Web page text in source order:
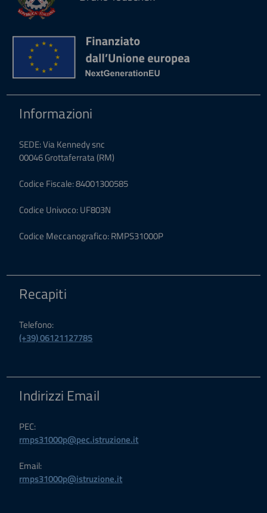
Informazioni
SEDE: Via Kennedy snc
00046 Grottaferrata (RM)
Codice Fiscale: 84001300585
Codice Univoco: UF803N
Codice Meccanografico: RMPS31000P
Recapiti
Telefono:
(+39) 06121127785
Indirizzi Email
PEC:
rmps31000p@pec.istruzione.it
Email:
rmps31000p@istruzione.it